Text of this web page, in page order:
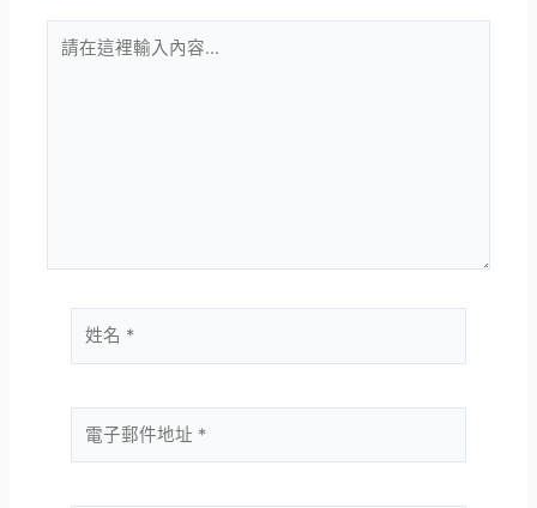
在
名
子
件